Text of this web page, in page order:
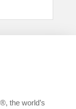
the world’s